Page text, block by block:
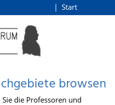
Start
browsen
die Professoren und